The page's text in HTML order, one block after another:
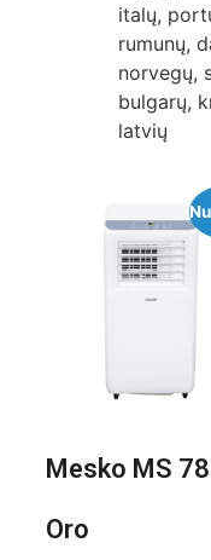
italų,
rumunų,
norvegų,
bulgarų,
latvių
Mesko MS
Oro